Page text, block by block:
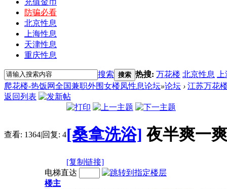
防骗必看
北京性息
上海性息
天津性息
重庆性息
搜索 搜索 热搜: 万花楼 北京性息
爬花楼-热饭网全国兼职外围女楼凤性息论坛»论坛 › 江苏万花
返回列表
查看: 1364|回复: 4[桑拿洗浴] 夜半爽一爽
[复制链接]
电梯直达
楼主